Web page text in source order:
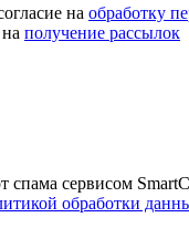
на обработку
получение рассылок
сервисом
обработки